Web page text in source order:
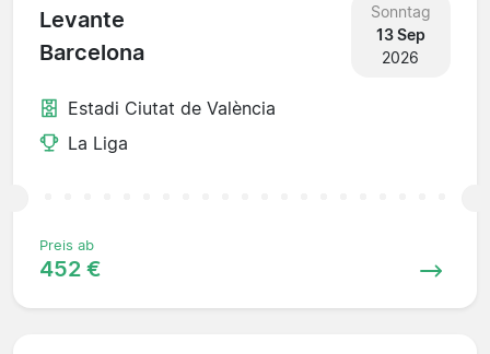
Levante
Barcelona
Sonntag
13 Sep
2026
Estadi Ciutat de València
La Liga
Preis ab
452 €